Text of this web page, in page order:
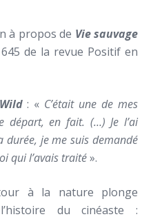
à propos de Vie sauvage
de la revue Positif en
: « C’était une de mes
départ, en fait. (…) Je l’ai
je me suis demandé
qui l’avais traité».
à la nature plonge
du cinéaste :